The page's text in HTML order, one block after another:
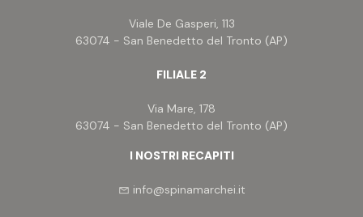
Viale De Gasperi, 113
63074 - San Benedetto del Tronto (AP)
FILIALE 2
Via Mare, 178
63074 - San Benedetto del Tronto (AP)
I NOSTRI RECAPITI
info@spinamarchei.it